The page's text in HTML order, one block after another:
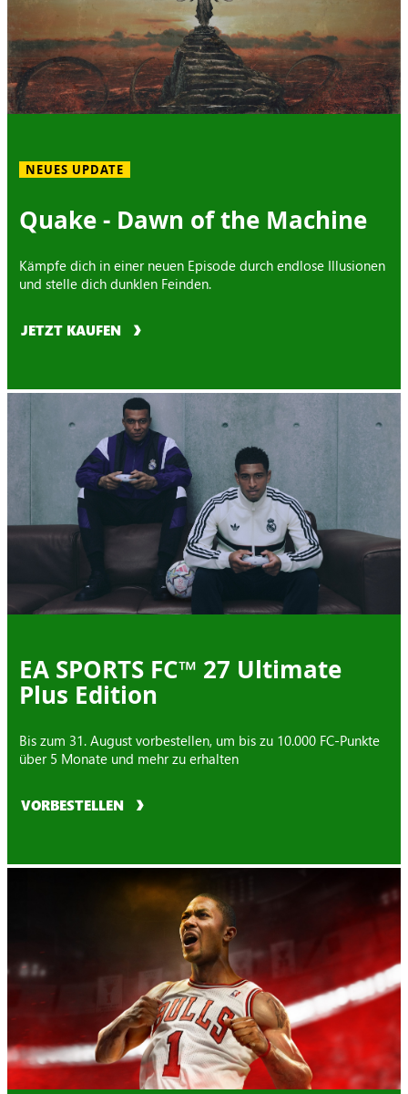
NEUES UPDATE
Quake - Dawn of the Machine
Kämpfe dich in einer neuen Episode durch endlose Illusionen
und stelle dich dunklen Feinden.
JETZT KAUFEN
EA SPORTS FC™ 27 Ultimate
Plus Edition
Bis zum 31. August vorbestellen, um bis zu 10.000 FC-Punkte
über 5 Monate und mehr zu erhalten
VORBESTELLEN